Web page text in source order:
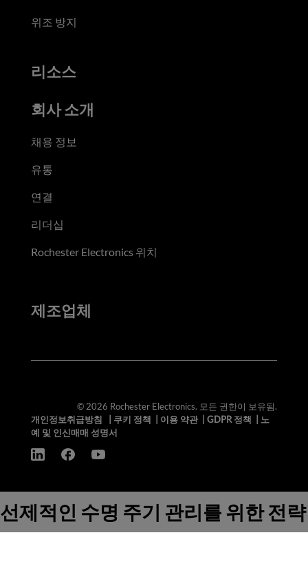
위조 방지
리소스
회사 소개
채용 정보
유통
연결
리더십
Rochester Electronics 위치
제조업체
© 2026 Rochester Electronics. 모든 권한이 보유됨.
개인정보취급방침
쿠키 정책 이용 약관| GDPR 정책
노
예 및 인신매매 성명서
선제적인 수명 주기 관리를 위한 전략